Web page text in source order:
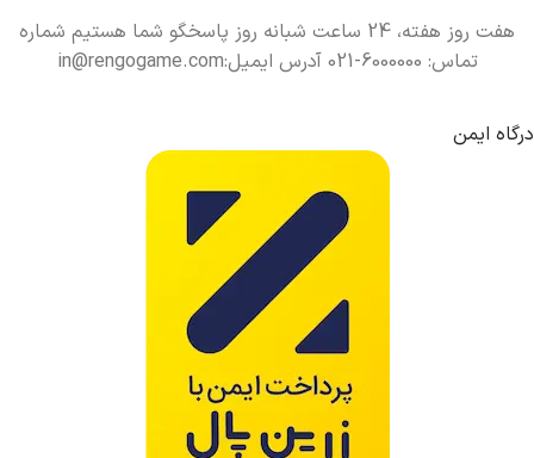
هفت روز هفته، 24 ساعت شبانه روز پاسخگو شما هستیم شماره
تماس: 6000000-021 آدرس ایمیل:in@rengogame.com
درگاه ایمن